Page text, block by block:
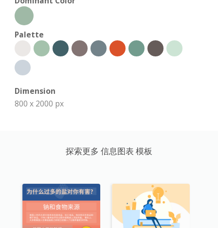
Palette
Dimension
800 x 2000 px
探索更多 信息图表 模板